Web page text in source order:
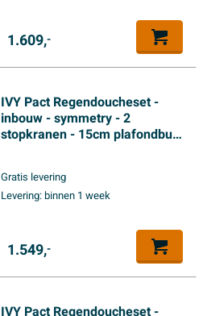
1.609,-
IVY Pact Regendoucheset -
inbouw - symmetry - 2
stopkranen - 15cm plafondbuis
doucheslang - satin spray
handdouche - Chroom
Gratis levering
Levering:binnen 1 week
1.549,-